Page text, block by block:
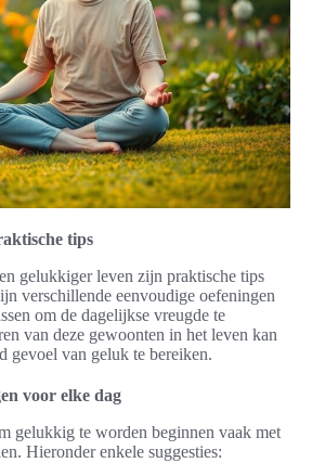
tips
gelukkiger leven zijn praktische tips
verschillende eenvoudige oefeningen
om de dagelijkse vreugde te
van deze gewoonten in het leven kan
gevoel van geluk te bereiken.
voor elke dag
gelukkig te worden beginnen vaak met
Hieronder enkele suggesties: